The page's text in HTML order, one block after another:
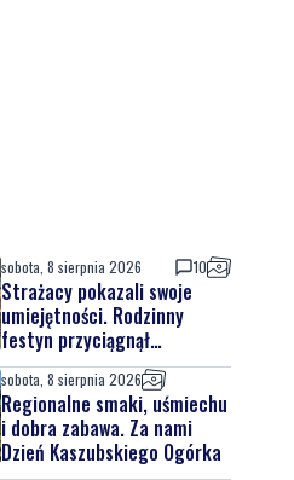
sobota, 8 sierpnia 2026 10
Strażacy pokazali swoje
umiejętności. Rodzinny
festyn przyciągnął
mieszkańców oraz gości
sobota, 8 sierpnia 2026
Regionalne smaki, uśmiechu
i dobra zabawa. Za nami
Dzień Kaszubskiego Ogórka